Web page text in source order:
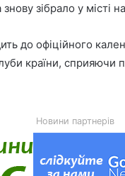
зібрало у місті
до офіційного
країни, сприяючи
Новини партнерів